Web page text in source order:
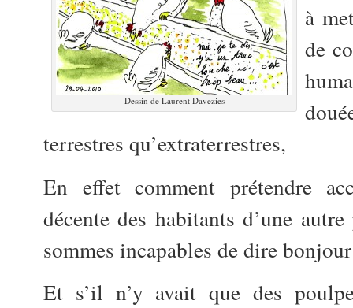
Dessin de Laurent Davezies
à
de
terrestres qu’extraterrestres,
En effet comment prétendre
décente des habitants d’une
sommes incapables de dire
Et s’il n’y avait que des